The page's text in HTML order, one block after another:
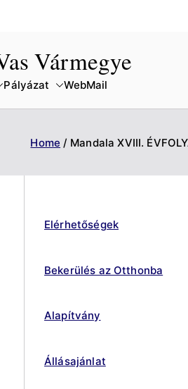
Vármegye
Pályázat WebMail
Home Mandala XVIII.
Elérhetőségek
Bekerülés az Otthonba
Alapítvány
Állásajánlat